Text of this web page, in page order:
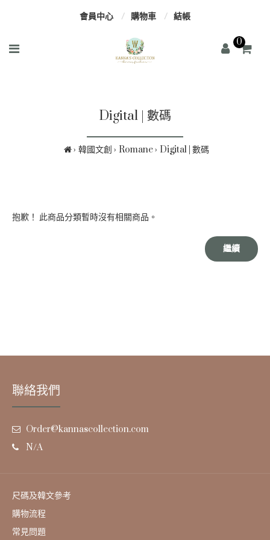
會員中心 購物車 結帳
0
Digital | 數碼
韓國文創 Romane Digital | 數碼
抱歉！ 此商品分類暫時沒有相關商品。
繼續
聯絡我們
Order@kannascollection.com
N/A
尺碼及韓文參考
購物流程
常見問題